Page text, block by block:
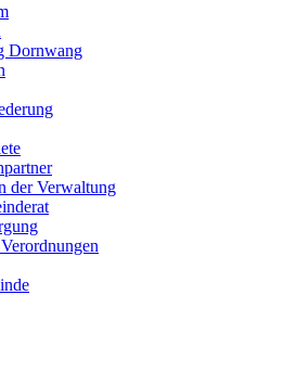
Dornwang
der Verwaltung